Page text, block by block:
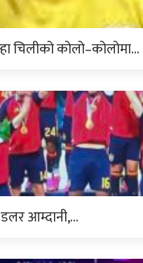
चिलीको कोलो–कोलोमा…
आम्दानी,…